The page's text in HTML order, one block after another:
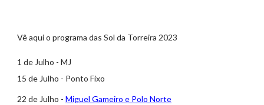
Vê aqui o programa das Sol da Torreira 2023
1 de Julho - MJ
15 de Julho - Ponto Fixo
22 de Julho - Miguel Gameiro e Polo Norte